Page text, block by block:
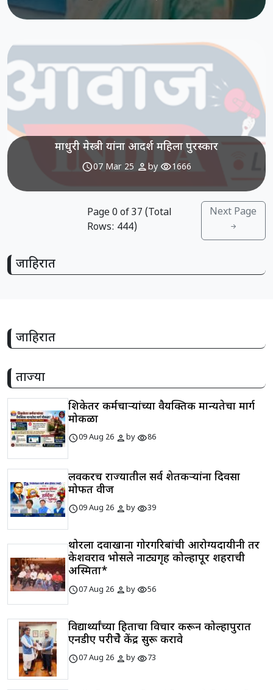
माधुरी मेस्त्री यांना आदर्श महिला पुरस्कार
schedule07 Mar 25 personby visibility1666
Page0 of37 (Total
Rows: 444)
Next Page
जाहिरात
जाहिरात
ताज्या
शिक्षकेतर कर्मचाऱ्यांच्या वैयक्तिक मान्यतेचा मार्ग
मोकळा
schedule09 Aug 26 personbyvisibility86
लवकरच राज्यातील सर्व शेतकऱ्यांना दिवसा
मोफत वीज
schedule09 Aug 26 personbyvisibility39
थोरला दवाखाना गोरगरिबांची आरोग्यदायीनी तर
केशवराव भोसले नाट्यगृह कोल्हापूर शहराची
अस्मिता*
schedule07 Aug 26 personbyvisibility56
विद्यार्थ्यांच्या हिताचा विचार करून कोल्हापुरात
एनडीए परीक्षेचे केंद्र सुरू करावे
schedule07 Aug 26 personbyvisibility73